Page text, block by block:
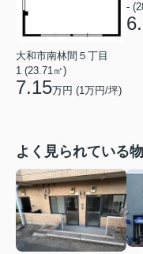
大和市南林間５丁目
1 (23.71㎡)
7.15万円 (1万円/坪)
-
よく見られている